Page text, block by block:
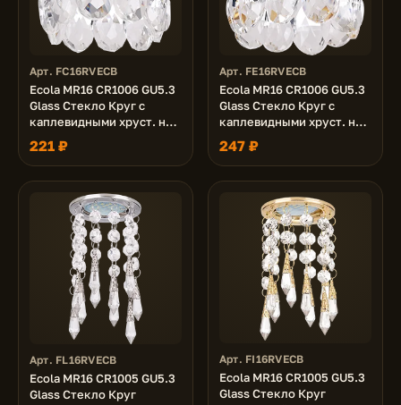
Арт. FC16RVECB
Ecola MR16 CR1006 GU5.3
Glass Стекло Круг с
каплевидными хруст. на
прямом подвесе
Прозрачный / Хром
84x100
221 ₽
Арт. FE16RVECB
Ecola MR16 CR1006 GU5.3
Glass Стекло Круг с
каплевидными хруст. на
прямом подвесе
Прозрачный / Золото
84x100
247 ₽
Арт. FL16RVECB
Ecola MR16 CR1005 GU5.3
Glass Стекло Круг
Арт. FI16RVECB
Ecola MR16 CR1005 GU5.3
Glass Стекло Круг